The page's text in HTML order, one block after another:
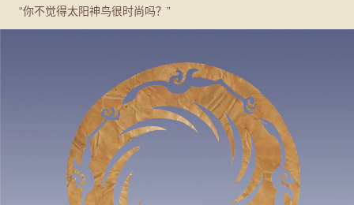
“你不觉得太阳神鸟很时尚吗？”